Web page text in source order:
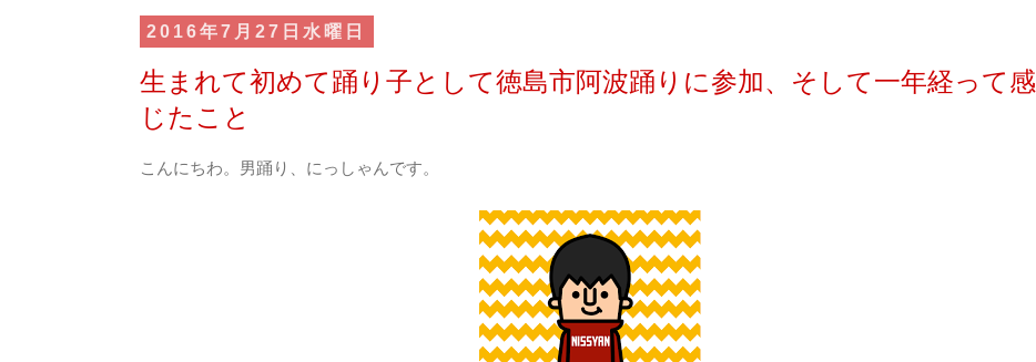
2016年7月27日水曜日
生まれて初めて踊り子として徳島市阿波踊りに参加、そして一年経って感
じたこと
こんにちわ。男踊り、にっしゃんです。